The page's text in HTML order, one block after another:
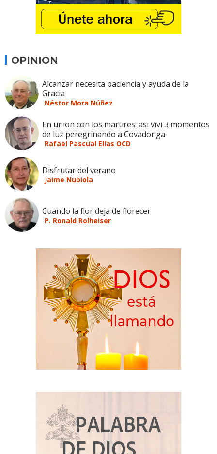
OPINION
Alcanzar necesita paciencia y ayuda de la
Gracia
Néstor Mora Núñez
En unión con los mártires: así viví 3 momentos
de luz peregrinando a Covadonga
Rafael Pascual Elías OCD
Disfrutar del verano
Jaime Nubiola
Cuando la flor deja de florecer
P. Ronald Rolheiser